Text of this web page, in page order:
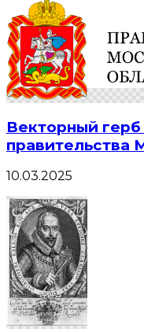
Векторный герб
правительства
10.03.2025